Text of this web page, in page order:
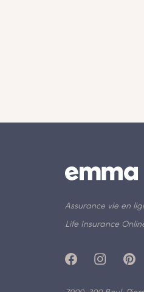
Assurance vie en
Life Insurance